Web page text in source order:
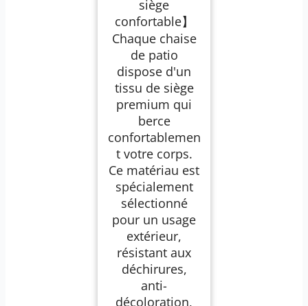
siège
confortable】
Chaque chaise
de patio
dispose d'un
tissu de siège
premium qui
berce
confortablemen
t votre corps.
Ce matériau est
spécialement
sélectionné
pour un usage
extérieur,
résistant aux
déchirures,
anti-
décoloration,